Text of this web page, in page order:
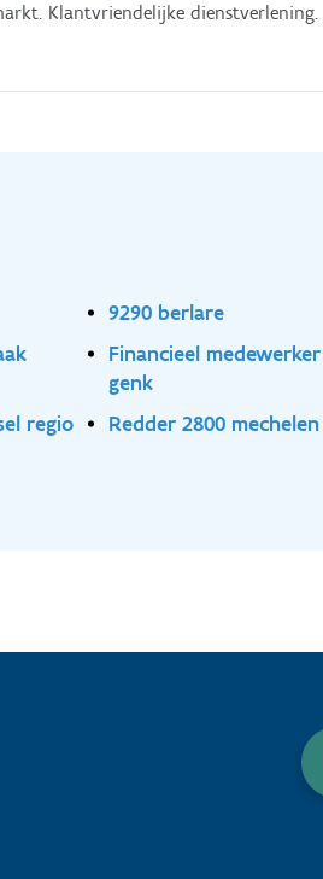
Klantvriendelijke dienstverlening.
9290 berlare
Financieel
genk
regio Redder 2800 mechelen